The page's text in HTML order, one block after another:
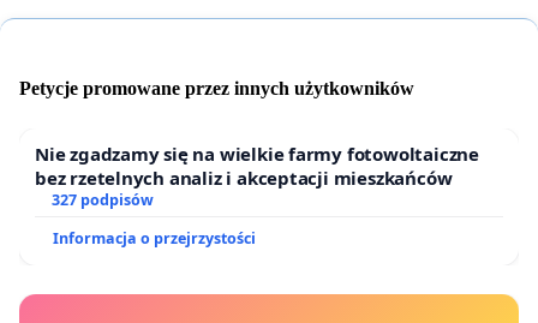
Petycje promowane przez innych użytkowników
Nie zgadzamy się na wielkie farmy fotowoltaiczne
bez rzetelnych analiz i akceptacji mieszkańców
327 podpisów
Informacja o przejrzystości